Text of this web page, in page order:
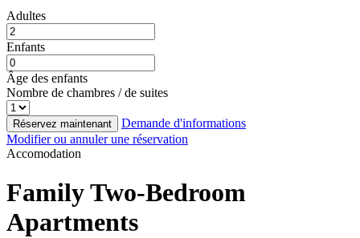
Adultes
Enfants
Âge des enfants
Nombre de chambres / de suites
Réservez maintenant
Demande d'informations
Modifier ou annuler une réservation
Accomodation
Family Two-Bedroom
Apartments